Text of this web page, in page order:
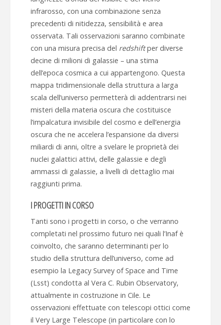
infrarosso, con una combinazione senza
precedenti di nitidezza, sensibilità e area
osservata. Tali osservazioni saranno combinate
con una misura precisa del redshiftper diverse
decine di milioni di galassie – una stima
dell’epoca cosmica a cui appartengono. Questa
mappa tridimensionale della struttura a larga
scala dell’universo permetterà di addentrarsi nei
misteri della materia oscura che costituisce
l’impalcatura invisibile del cosmo e dell’energia
oscura che ne accelera l’espansione da diversi
miliardi di anni, oltre a svelare le proprietà dei
nuclei galattici attivi, delle galassie e degli
ammassi di galassie, a livelli di dettaglio mai
raggiunti prima.
I PROGETTI IN CORSO
Tanti sono i progetti in corso, o che verranno
completati nel prossimo futuro nei quali l’Inaf è
coinvolto, che saranno determinanti per lo
studio della struttura dell’universo, come ad
esempio la Legacy Survey of Space and Time
(Lsst) condotta al Vera C. Rubin Observatory,
attualmente in costruzione in Cile. Le
osservazioni effettuate con telescopi ottici come
il Very Large Telescope (in particolare con lo